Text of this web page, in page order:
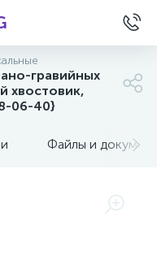
гравийных
хвостовик,
06-40}
Файлы и